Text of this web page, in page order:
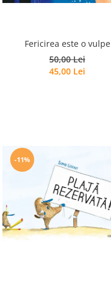
Editura Scriptum
Editura Usborne
Editura Vellant
Editura Verba
Fericirea este o vulpe
50,00 Lei
45,00 Lei
-11%